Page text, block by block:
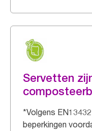
Servetten
*Volgens
beperkingen